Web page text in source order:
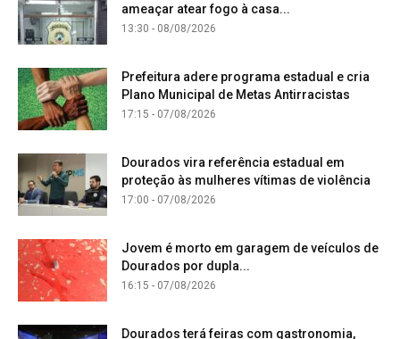
ameaçar atear fogo à casa...
13:30 - 08/08/2026
Prefeitura adere programa estadual e cria
Plano Municipal de Metas Antirracistas
17:15 - 07/08/2026
Dourados vira referência estadual em
proteção às mulheres vítimas de violência
17:00 - 07/08/2026
Jovem é morto em garagem de veículos de
Dourados por dupla...
16:15 - 07/08/2026
Dourados terá feiras com gastronomia,